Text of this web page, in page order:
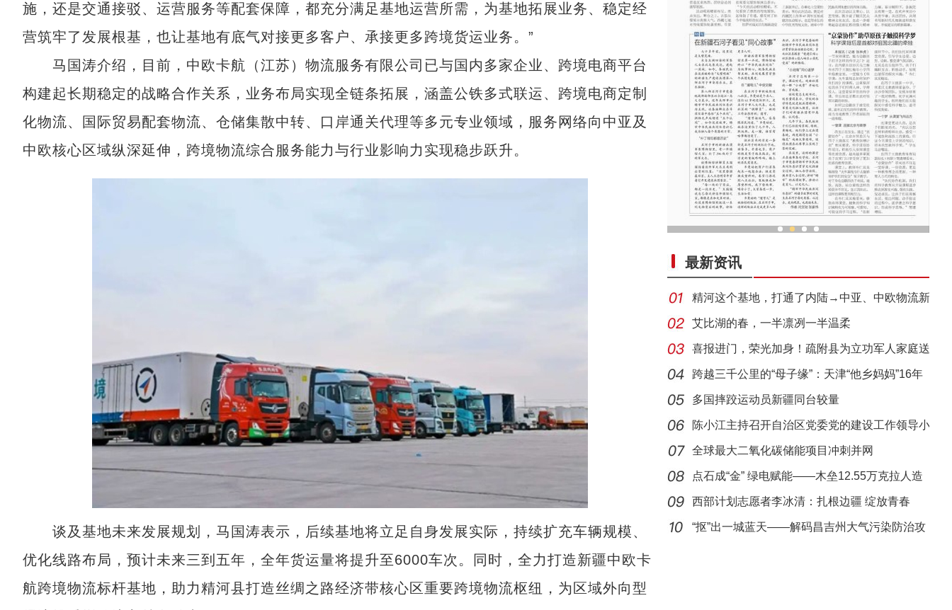
施，还是交通接驳、运营服务等配套保障，都充分满足基地运营所需，为基地拓展业务、稳定经
营筑牢了发展根基，也让基地有底气对接更多客户、承接更多跨境货运业务。”
马国涛介绍，目前，中欧卡航（江苏）物流服务有限公司已与国内多家企业、跨境电商平台
构建起长期稳定的战略合作关系，业务布局实现全链条拓展，涵盖公铁多式联运、跨境电商定制
化物流、国际贸易配套物流、仓储集散中转、口岸通关代理等多元专业领域，服务网络向中亚及
中欧核心区域纵深延伸，跨境物流综合服务能力与行业影响力实现稳步跃升。
谈及基地未来发展规划，马国涛表示，后续基地将立足自身发展实际，持续扩充车辆规模、
优化线路布局，预计未来三到五年，全年货运量将提升至6000车次。同时，全力打造新疆中欧卡
航跨境物流标杆基地，助力精河县打造丝绸之路经济带核心区重要跨境物流枢纽，为区域外向型
最新资讯
精河这个基地，打通了内陆→中亚、中欧物流新
路径
艾比湖的春，一半凛冽一半温柔
喜报进门，荣光加身！疏附县为立功军人家庭送
尊崇
跨越三千公里的“母子缘”：天津“他乡妈妈”16年
多国摔跤运动员新疆同台较量
陈小江主持召开自治区党委党的建设工作领导小
组会
全球最大二氧化碳储能项目冲刺并网
点石成“金” 绿电赋能——木垒12.55万克拉人造
金
西部计划志愿者李冰清：扎根边疆 绽放青春
“抠”出一城蓝天——解码昌吉州大气污染防治攻